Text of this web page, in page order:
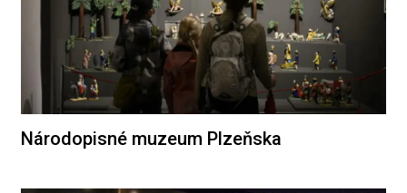
Národopisné muzeum Plzeňska